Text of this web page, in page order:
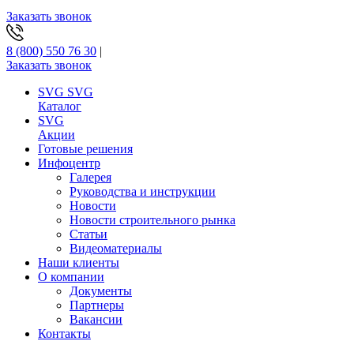
Заказать звонок
8 (800) 550 76 30 |
Заказать звонок
SVG SVG
Каталог
SVG
Акции
Готовые решения
Инфоцентр
Галерея
Руководства и инструкции
Новости
Новости строительного рынка
Статьи
Видеоматериалы
Наши клиенты
О компании
Документы
Партнеры
Вакансии
Контакты